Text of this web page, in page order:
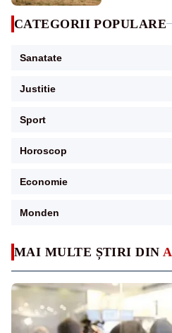
MAI MULTE ȘTIRI DIN
CATEGORII POPULARE
Sanatate
Justitie
Sport
Horoscop
Economie
Monden